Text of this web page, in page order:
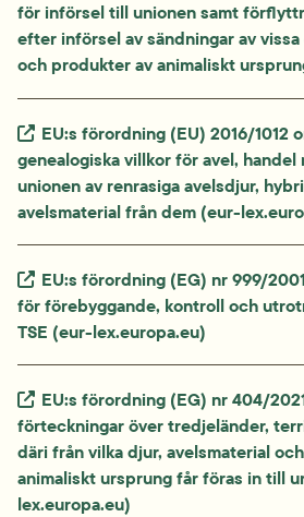
för införsel till unionen samt
efter införsel av sändningar av
och produkter av animaliskt
Extern länk.
EU:s förordning (EU) 2016/1012
genealogiska villkor för avel,
unionen av renrasiga avelsdjur,
avelsmaterial från dem (eur-
Extern länk.
EU:s förordning (EG) nr 999/
för förebyggande, kontroll och
TSE (eur-lex.europa.eu)
Extern länk.
EU:s förordning (EG) nr 404/
förteckningar över tredjeländer,
däri från vilka djur, avelsmaterial
animaliskt ursprung får föras in till
lex.europa.eu)